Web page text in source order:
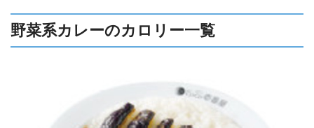
野菜系カレーのカロリー一覧